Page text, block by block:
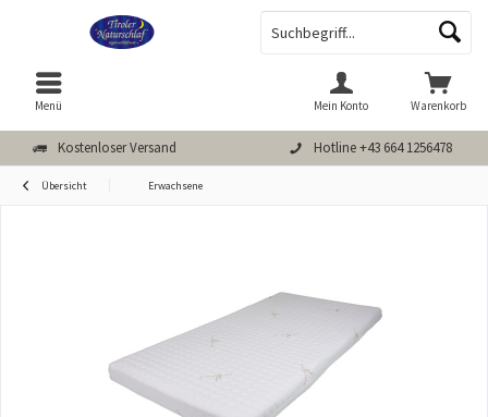
Kostenloser Versand Hotline +43 664 1256478
Menü Warenkorb
Mein Konto
Übersicht Erwachsene